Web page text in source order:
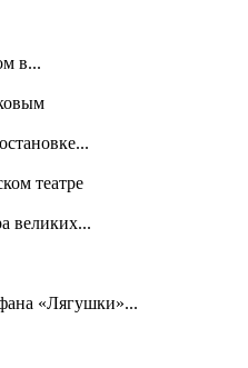
в...
театре
великих...
«Лягушки»...